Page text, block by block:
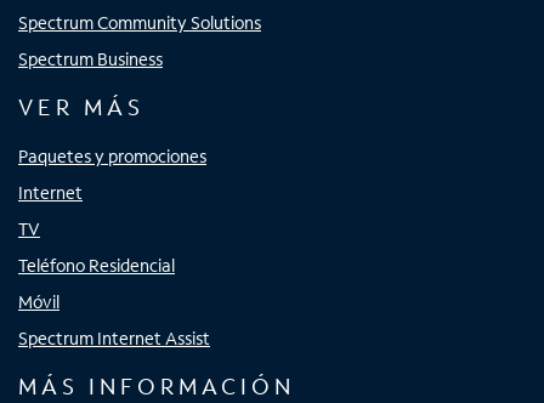
Spectrum Community Solutions
Spectrum Business
VER MÁS
Paquetes y promociones
Internet
TV
Teléfono Residencial
Móvil
Spectrum Internet Assist
MÁS INFORMACIÓN